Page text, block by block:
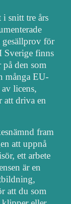
snitt tre års
gesällprov för
Sverige finns
den som
många EU-
licens,
att driva en
fram
att uppnå
ett arbete
är en
att du som